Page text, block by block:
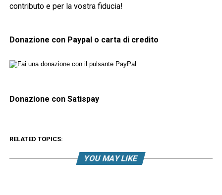
contributo e per la vostra fiducia!
Donazione con Paypal o carta di credito
Donazione con Satispay
RELATED TOPICS:
YOU MAY LIKE